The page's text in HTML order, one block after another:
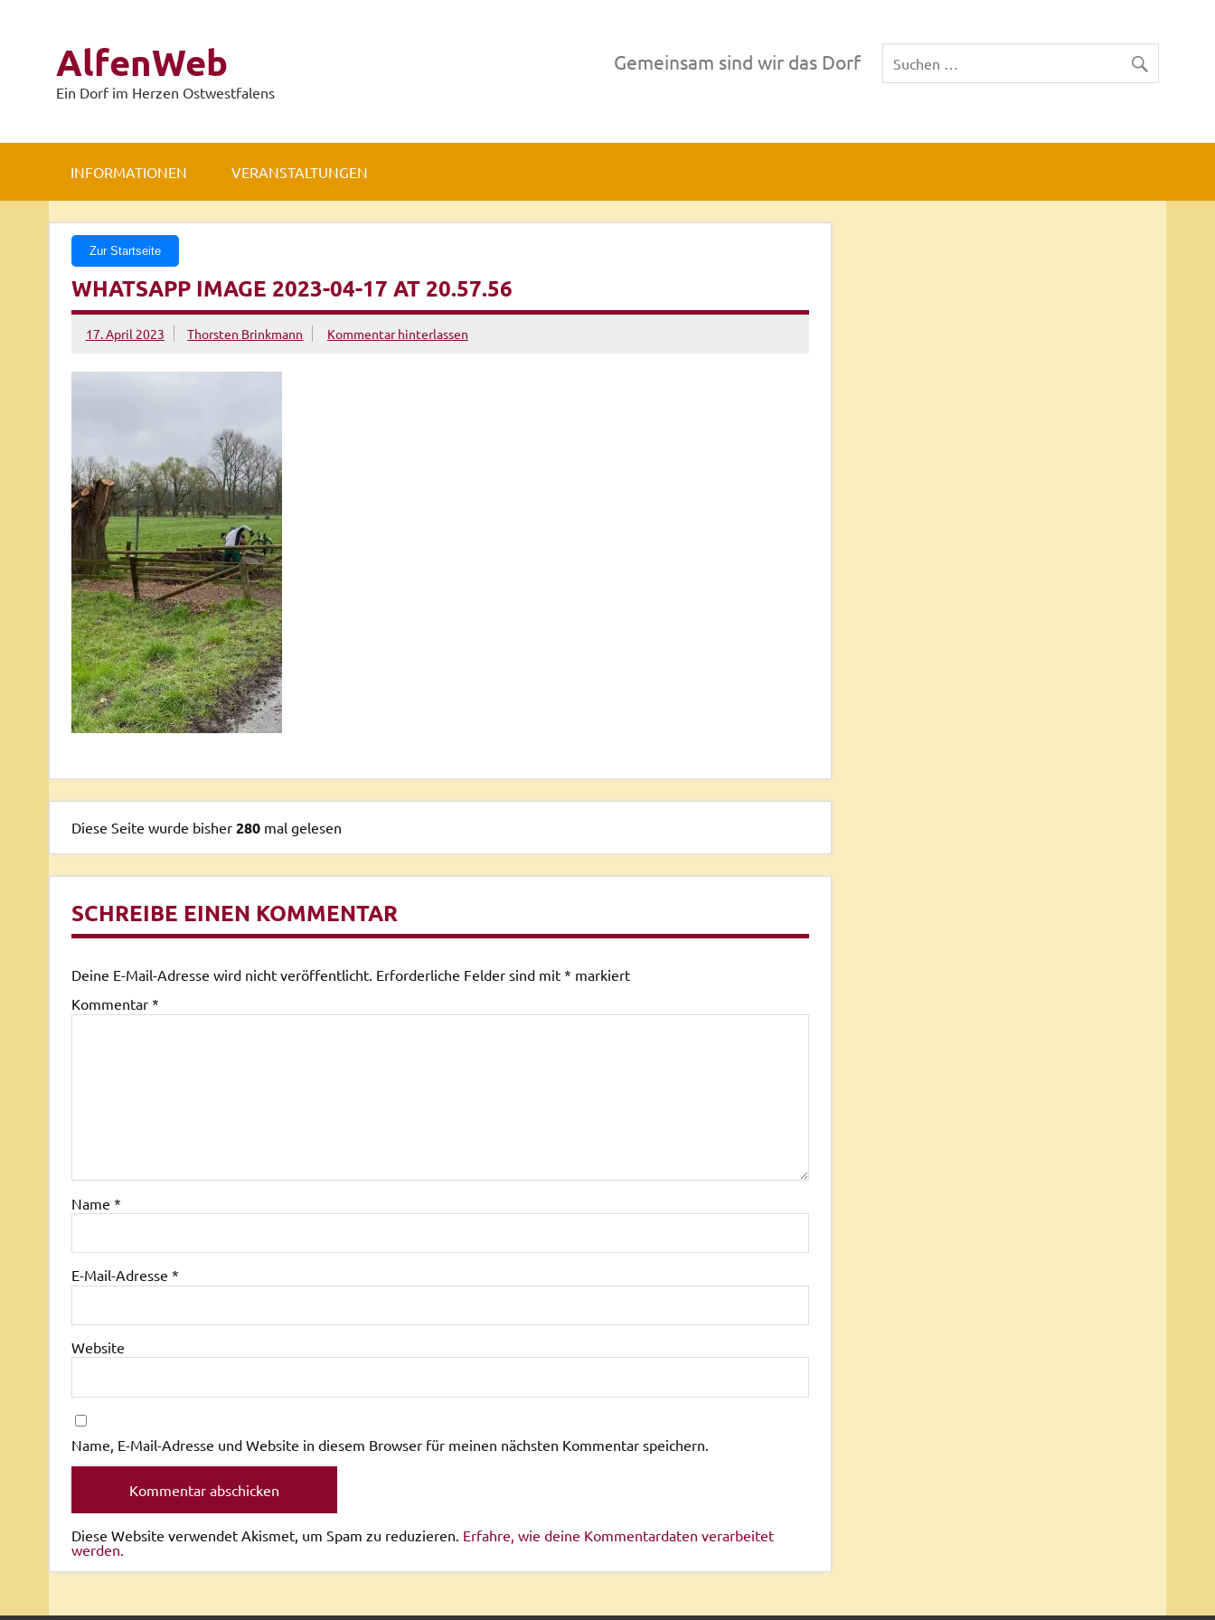
AlfenWeb
Ein Dorf im Herzen Ostwestfalens
Gemeinsam sind wir das Dorf
INFORMATIONEN VERANSTALTUNGEN
Zur Startseite
WHATSAPP IMAGE 2023-04-17 AT 20.57.56
17. April 2023 Thorsten Brinkmann Kommentar hinterlassen
Diese Seite wurde bisher280 mal gelesen
SCHREIBE EINEN KOMMENTAR
Deine E-Mail-Adresse wird nicht veröffentlicht. Erforderliche Felder sind mit * markiert
Kommentar *
Name *
E-Mail-Adresse *
Website
Name, E-Mail-Adresse und Website in diesem Browser für meinen nächsten Kommentar speichern.
Diese Website verwendet Akismet, um Spam zu reduzieren. Erfahre, wie deine Kommentardaten verarbeitet
werden.